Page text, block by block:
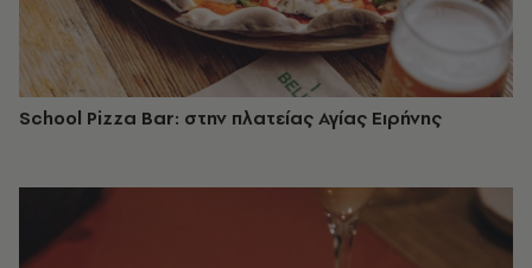
School Pizza Bar: στην πλατείας Αγίας Ειρήνης